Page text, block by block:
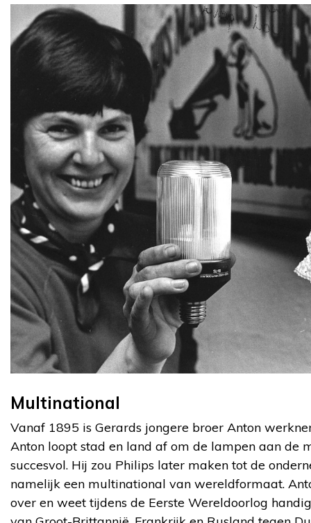
Multinational
Vanaf 1895 is Gerards jongere broer Anton
Anton loopt stad en land af om de lampen aan de
succesvol. Hij zou Philips later maken tot de
namelijk een multinational van wereldformaat.
over en weet tijdens de Eerste Wereldoorlog